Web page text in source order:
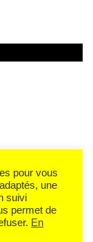
pour vous
une
suivi
permet de
En